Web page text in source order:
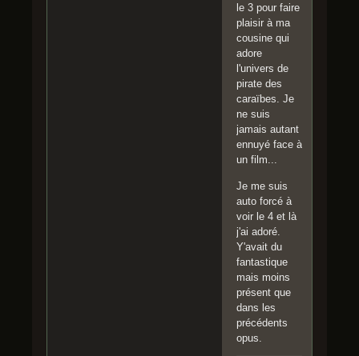
le 3 pour faire
plaisir à ma
cousine qui
adore
l'univers de
pirate des
caraïbes. Je
ne suis
jamais autant
ennuyé face à
un film...
Je me suis
auto forcé à
voir le 4 et là
j'ai adoré.
Y'avait du
fantastique
mais moins
présent que
dans les
précédents
opus.